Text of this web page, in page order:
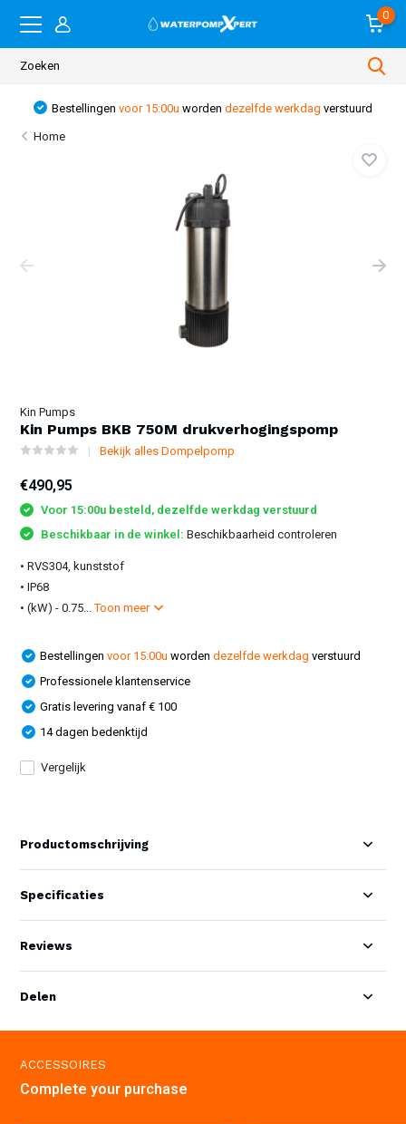
0
Bestellingenvoor 15:00u worden dezelfde werkdag verstuurd
Home
Kin Pumps
Kin Pumps BKB 750M drukverhogingspomp
Bekijk alles Dompelpomp
€490,95
Voor 15:00u besteld, dezelfde werkdag verstuurd
Beschikbaar in de winkel:Beschikbaarheid controleren
• RVS304, kunststof
• IP68
• (kW) - 0.75...Toon meer
Bestellingenvoor 15:00u worden dezelfde werkdag verstuurd
Professionele klantenservice
Gratis levering vanaf € 100
14 dagen bedenktijd
Vergelijk
Productomschrijving
Specificaties
Reviews
Delen
ACCESSOIRES
Complete your purchase